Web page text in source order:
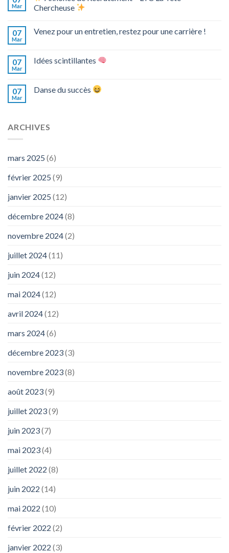
Mar
Chercheuse
07
Mar
Venez pour un entretien, restez pour une carrière !
07
Mar
Idées scintillantes
07
Mar
Danse du succès
ARCHIVES
mars 2025 (6)
février 2025 (9)
janvier 2025 (12)
décembre 2024(8)
novembre 2024(2)
juillet 2024(11)
juin 2024(12)
mai 2024(12)
avril 2024(12)
mars 2024(6)
décembre 2023(3)
novembre 2023(8)
août 2023(9)
juillet 2023(9)
juin 2023(7)
mai 2023(4)
juillet 2022 (8)
juin 2022 (14)
mai 2022 (10)
février 2022 (2)
janvier 2022 (3)